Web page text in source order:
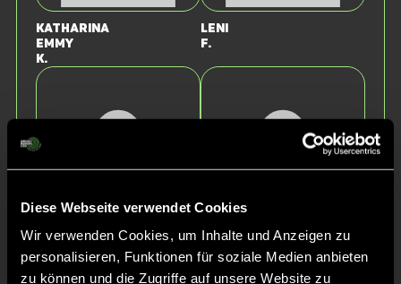
Diese Webseite verwendet Cookies
Wir verwenden Cookies, um Inhalte und Anzeigen zu
personalisieren, Funktionen für soziale Medien anbieten
zu können und die Zugriffe auf unsere Website zu
Katharina
Emmy
K.
Leni
F.
Theresa
Karola
S.
Luisa
B.